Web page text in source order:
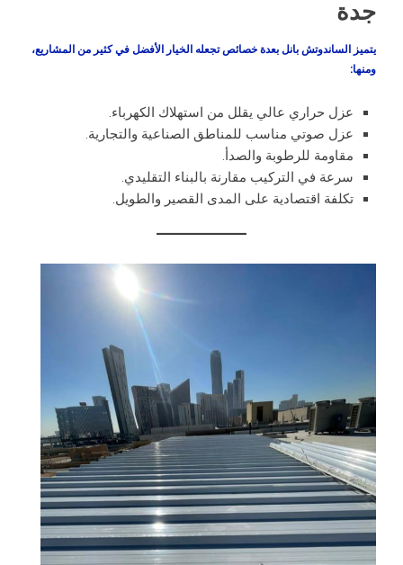
جدة
يتميز الساندوتش بانل بعدة خصائص تجعله الخيار الأفضل في كثير من المشاريع،
ومنها:
عزل حراري عالي يقلل من استهلاك الكهرباء.
عزل صوتي مناسب للمناطق الصناعية والتجارية.
مقاومة للرطوبة والصدأ.
سرعة في التركيب مقارنة بالبناء التقليدي.
تكلفة اقتصادية على المدى القصير والطويل.